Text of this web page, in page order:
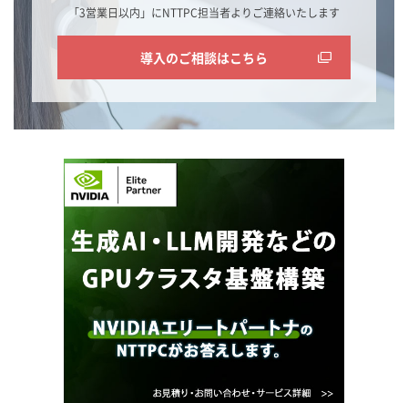
「3営業日以内」にNTTPC担当者よりご連絡いたします
導入のご相談はこちら